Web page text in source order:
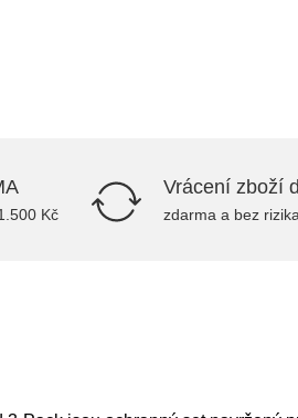
Kč
Vrácení zboží
zdarma a bez rizika